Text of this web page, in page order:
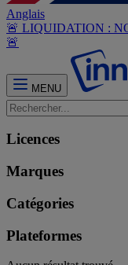
Anglais
🚨 LIQUIDATION :
🚨
MENU
Licences
Marques
Catégories
Plateformes